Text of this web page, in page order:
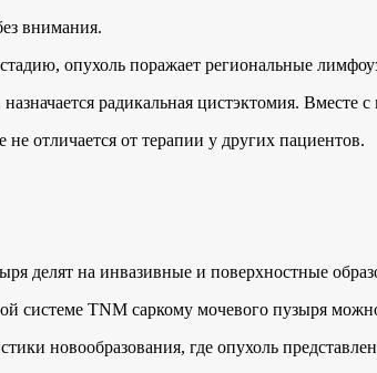
внимания.
опухоль поражает региональные
радикальная цистэктомия.
отличается от терапии у других пациентов.
делят на инвазивные и поверхностные
системе TNM саркому мочевого пузыря
новообразования, где опухоль